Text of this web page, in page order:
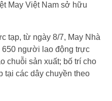
May Việt Nam sở hữu
tạp, từ ngày 8/7, May Nhà
người lao động trực
chuỗi sản xuất; bố trí cho
tại các dây chuyền theo